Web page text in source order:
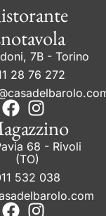
7B - Torino
28 76 272
68 - Rivoli
(TO)
532 038